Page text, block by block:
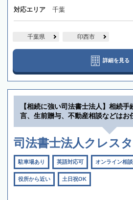
対応エリア 千葉
千葉県 印西市
詳細を見る
【相続に強い司法書士法人】相続
言、生前贈与、不動産相談などはお
司法書士法人クレスタ
駐車場あり 英語対応可 オンライン相
役所から近い 土日祝OK